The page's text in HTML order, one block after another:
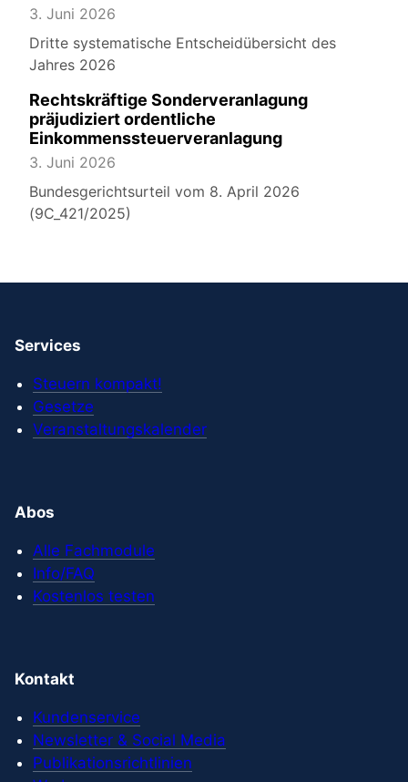
3. Juni 2026
Dritte systematische Entscheidübersicht des
Jahres 2026
Rechtskräftige Sonderveranlagung
präjudiziert ordentliche
Einkommenssteuerveranlagung
3. Juni 2026
Bundesgerichtsurteil vom 8. April 2026
(9C_421/2025)
Services
Steuern kompakt!
Gesetze
Veranstaltungskalender
Abos
Alle Fachmodule
Info/FAQ
Kostenlos testen
Kontakt
Kundenservice
Newsletter & Social Media
Publikationsrichtlinien